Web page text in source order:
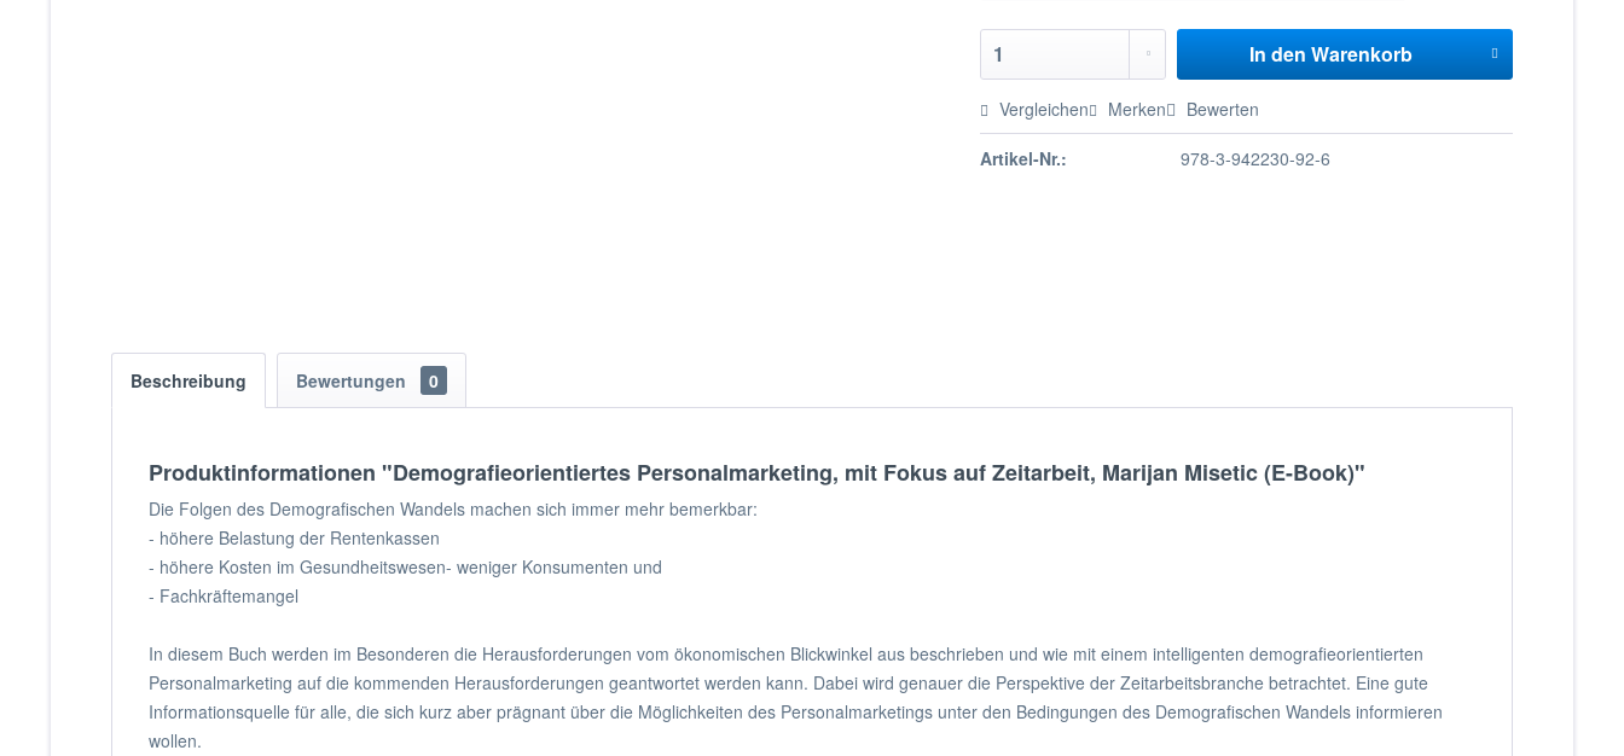
In den Warenkorb
Vergleichen Merken Bewerten
Artikel-Nr.: 978-3-942230-92-6
Beschreibung Bewertungen 0
Produktinformationen "Demografieorientiertes Personalmarketing, mit Fokus auf Zeitarbeit, Marijan Misetic (E-Book)"
Die Folgen des Demografischen Wandels machen sich immer mehr bemerkbar:
- höhere Belastung der Rentenkassen
- höhere Kosten im Gesundheitswesen- weniger Konsumenten und
- Fachkräftemangel
In diesem Buch werden im Besonderen die Herausforderungen vom ökonomischen Blickwinkel aus beschrieben und wie mit einem intelligenten demografieorientierten
Personalmarketing auf die kommenden Herausforderungen geantwortet werden kann. Dabei wird genauer die Perspektive der Zeitarbeitsbranche betrachtet. Eine gute
Informationsquelle für alle, die sich kurz aber prägnant über die Möglichkeiten des Personalmarketings unter den Bedingungen des Demografischen Wandels informieren
wollen.